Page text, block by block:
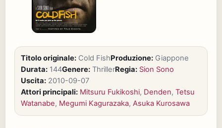
Titolo originale: Cold FishProduzione: Giappone
Durata: 144Genere: ThrillerRegia: Sion Sono
Uscita: 2010-09-07
Attori principali: Mitsuru Fukikoshi, Denden, Tetsu
Watanabe, Megumi Kagurazaka, Asuka Kurosawa